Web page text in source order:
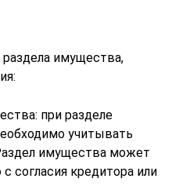
имущества,
при разделе
учитывать
имущества может
согласия кредитора или